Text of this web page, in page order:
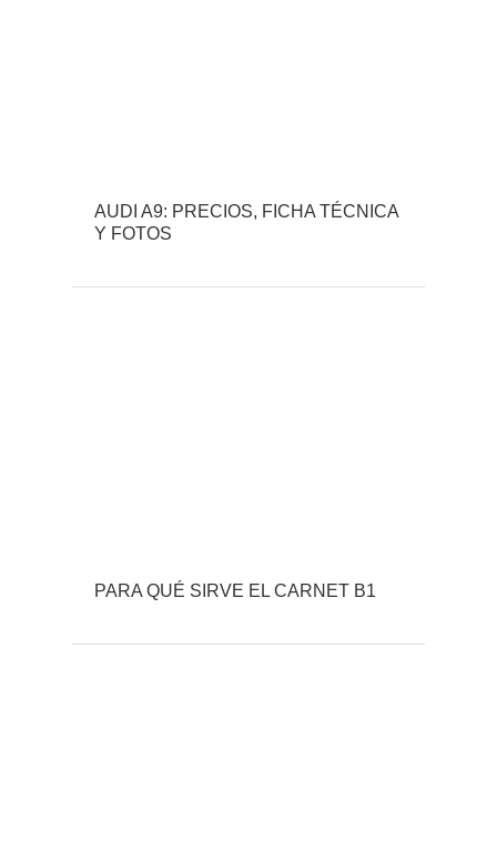
AUDI A9: PRECIOS, FICHA TÉCNICA
Y FOTOS
PARA QUÉ SIRVE EL CARNET B1